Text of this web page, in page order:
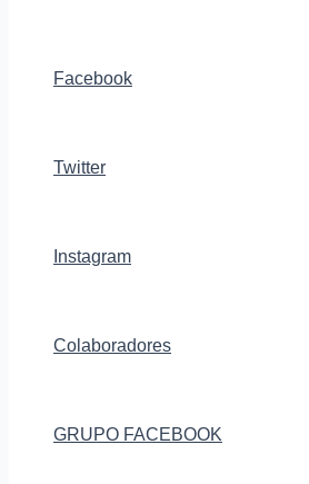
Facebook
Twitter
Instagram
Colaboradores
GRUPO FACEBOOK